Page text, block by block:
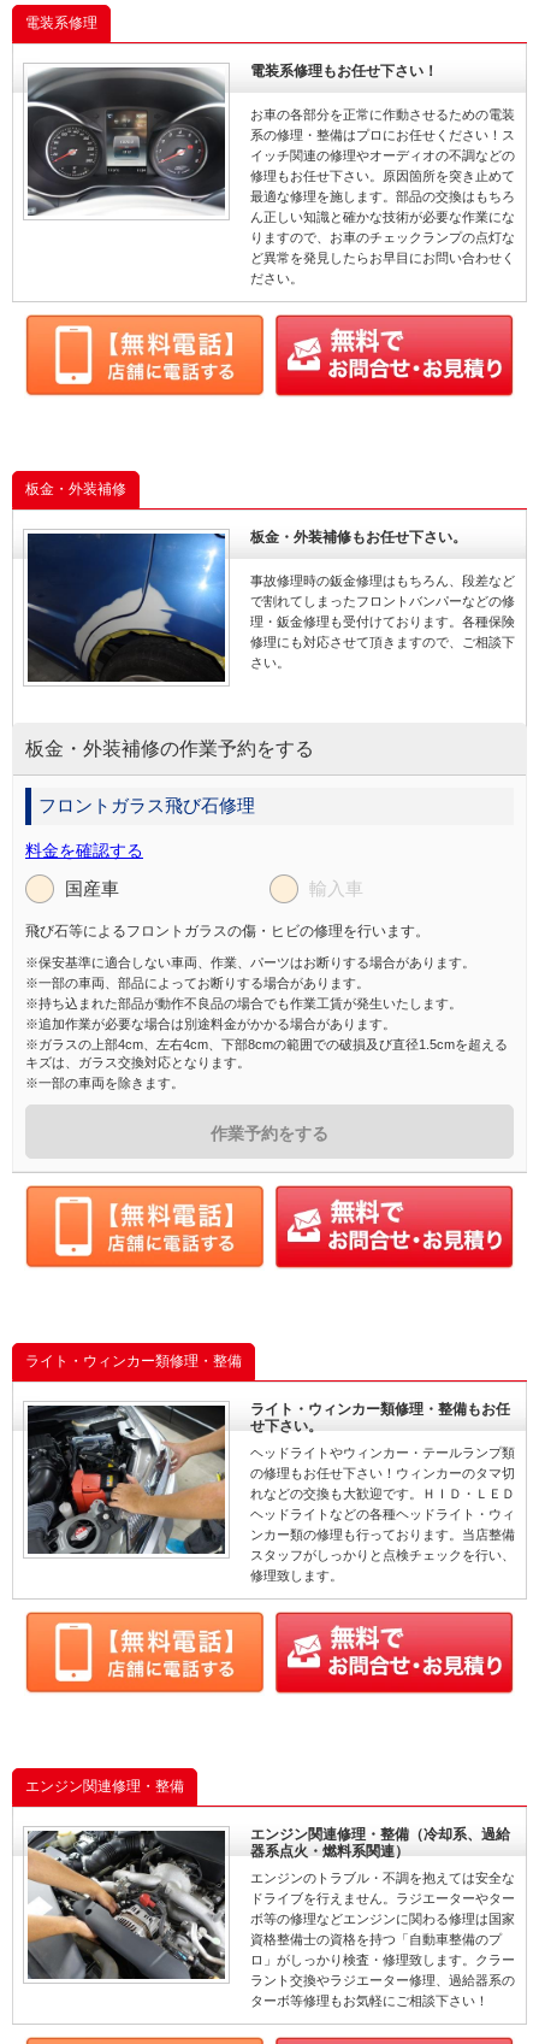
電装系修理
電装系修理もお任せ下さい！
お車の各部分を正常に作動させるための電装
系の修理・整備はプロにお任せください！ス
イッチ関連の修理やオーディオの不調などの
修理もお任せ下さい。原因箇所を突き止めて
最適な修理を施します。部品の交換はもちろ
ん正しい知識と確かな技術が必要な作業にな
りますので、お車のチェックランプの点灯な
ど異常を発見したらお早目にお問い合わせく
ださい。
板金・外装補修
板金・外装補修もお任せ下さい。
事故修理時の鈑金修理はもちろん、段差など
で割れてしまったフロントバンパーなどの修
理・鈑金修理も受付けております。各種保険
修理にも対応させて頂きますので、ご相談下
さい。
板金・外装補修の作業予約をする
フロントガラス飛び石修理
料金を確認する
国産車 輸入車
飛び石等によるフロントガラスの傷・ヒビの修理を行います。
※保安基準に適合しない車両、作業、パーツはお断りする場合があります。
※一部の車両、部品によってお断りする場合があります。
※持ち込まれた部品が動作不良品の場合でも作業工賃が発生いたします。
※追加作業が必要な場合は別途料金がかかる場合があります。
※ガラスの上部4cm、左右4cm、下部8cmの範囲での破損及び直径1.5cmを超える
キズは、ガラス交換対応となります。
※一部の車両を除きます。
作業予約をする
ライト・ウィンカー類修理・整備
ライト・ウィンカー類修理・整備もお任
せ下さい。
ヘッドライトやウィンカー・テールランプ類
の修理もお任せ下さい！ウィンカーのタマ切
れなどの交換も大歓迎です。ＨＩＤ・ＬＥＤ
ヘッドライトなどの各種ヘッドライト・ウィ
ンカー類の修理も行っております。当店整備
スタッフがしっかりと点検チェックを行い、
修理致します。
エンジン関連修理・整備
エンジン関連修理・整備（冷却系、過給
器系点火・燃料系関連）
エンジンのトラブル・不調を抱えては安全な
ドライブを行えません。ラジエーターやター
ボ等の修理などエンジンに関わる修理は国家
資格整備士の資格を持つ「自動車整備のプ
ロ」がしっかり検査・修理致します。クラー
ラント交換やラジエーター修理、過給器系の
ターボ等修理もお気軽にご相談下さい！